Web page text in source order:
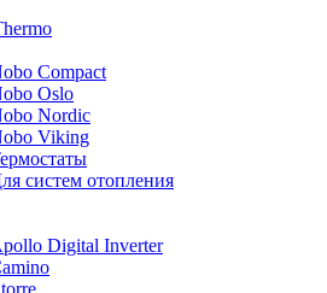
Compact
Oslo
Nordic
Viking
систем отопления
Digital Inverter